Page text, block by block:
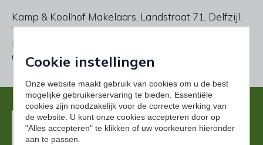
Kamp & Koolhof Makelaars, Landstraat 71, Delfzijl,
T. 0596 612 220
Boekholt nieuwbouwspecialist, Suikerlaan 25,
Groningen, T. 050 3114647
Cookie instellingen
Onze website maakt gebruik van cookies om u de best
mogelijke gebruikerservaring te bieden. Essentiële
cookies zijn noodzakelijk voor de correcte werking van
de website. U kunt onze cookies accepteren door op
"Alles accepteren" te klikken of uw voorkeuren hieronder
aan te passen.